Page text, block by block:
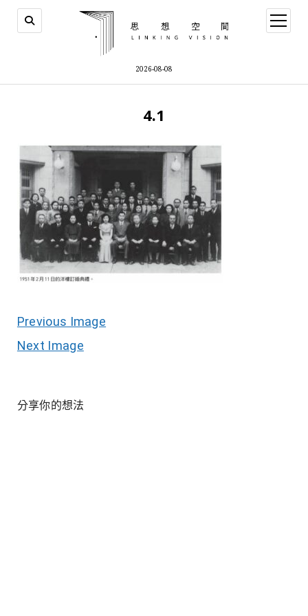
2026-08-08
open
menu
4.1
Previous Image
Next Image
分享你的想法